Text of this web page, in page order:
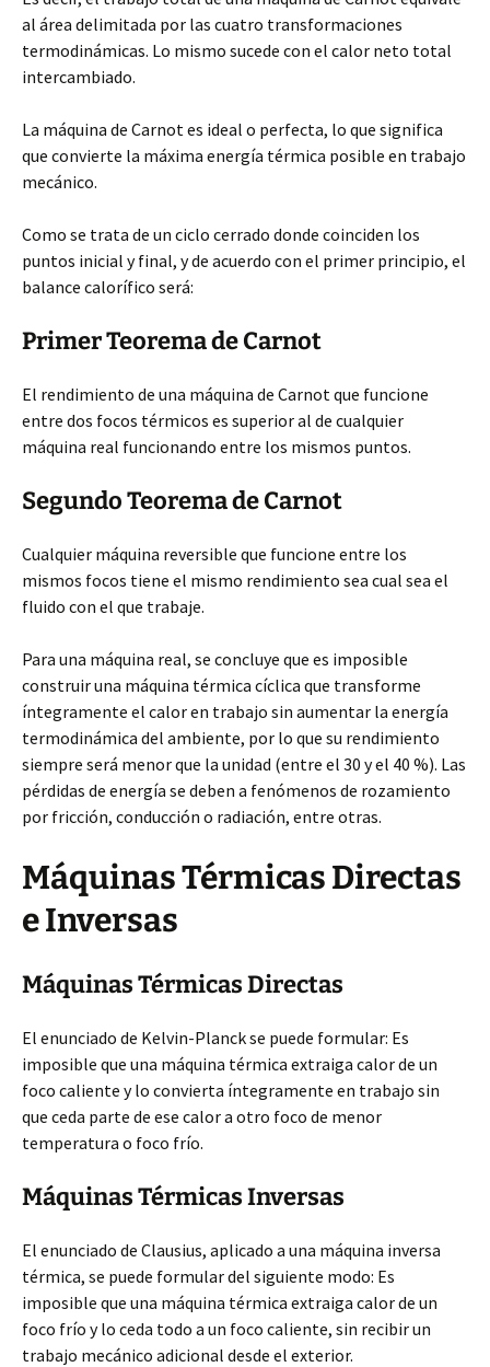
al área delimitada por las cuatro transformaciones
termodinámicas. Lo mismo sucede con el calor neto total
intercambiado.
La máquina de Carnot es ideal o perfecta, lo que significa
que convierte la máxima energía térmica posible en trabajo
mecánico.
Como se trata de un ciclo cerrado donde coinciden los
puntos inicial y final, y de acuerdo con el primer principio, el
balance calorífico será:
Primer Teorema de Carnot
El rendimiento de una máquina de Carnot que funcione
entre dos focos térmicos es superior al de cualquier
máquina real funcionando entre los mismos puntos.
Segundo Teorema de Carnot
Cualquier máquina reversible que funcione entre los
mismos focos tiene el mismo rendimiento sea cual sea el
fluido con el que trabaje.
Para una máquina real, se concluye que es imposible
construir una máquina térmica cíclica que transforme
íntegramente el calor en trabajo sin aumentar la energía
termodinámica del ambiente, por lo que su rendimiento
siempre será menor que la unidad (entre el 30 y el 40 %). Las
pérdidas de energía se deben a fenómenos de rozamiento
por fricción, conducción o radiación, entre otras.
Máquinas Térmicas Directas
e Inversas
Máquinas Térmicas Directas
El enunciado de Kelvin-Planck se puede formular: Es
imposible que una máquina térmica extraiga calor de un
foco caliente y lo convierta íntegramente en trabajo sin
que ceda parte de ese calor a otro foco de menor
temperatura o foco frío.
Máquinas Térmicas Inversas
El enunciado de Clausius, aplicado a una máquina inversa
térmica, se puede formular del siguiente modo: Es
imposible que una máquina térmica extraiga calor de un
foco frío y lo ceda todo a un foco caliente, sin recibir un
trabajo mecánico adicional desde el exterior.